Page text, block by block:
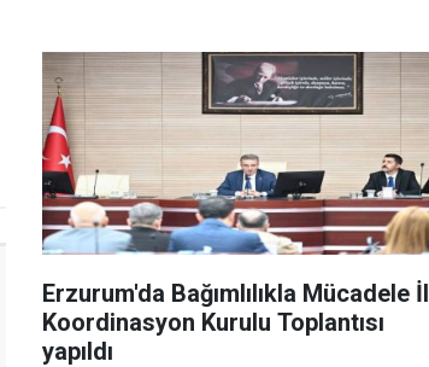
Erzurum'da Bağımlılıkla Mücadele İl
Koordinasyon Kurulu Toplantısı
yapıldı